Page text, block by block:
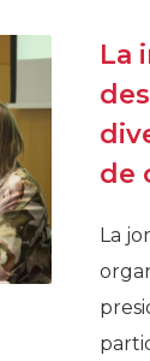
La
de
La